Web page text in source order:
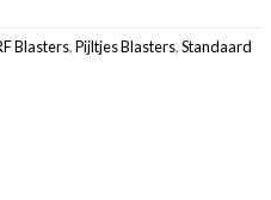
Blasters,Pijltjes Blasters,Standaard